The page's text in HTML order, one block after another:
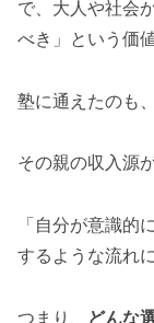
で、大人や社会
べき」という価
塾に通えたのも
その親の収入源
「自分が意識的
するような流れ
つまり、 どんな